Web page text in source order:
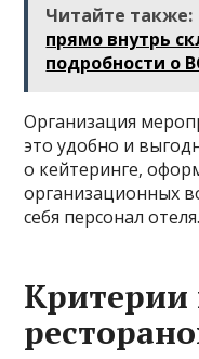
Читайте также:
прямо внутрь
подробности о
Организация
это удобно и
о кейтеринге,
организационных
себя персонал отеля.
Критерии